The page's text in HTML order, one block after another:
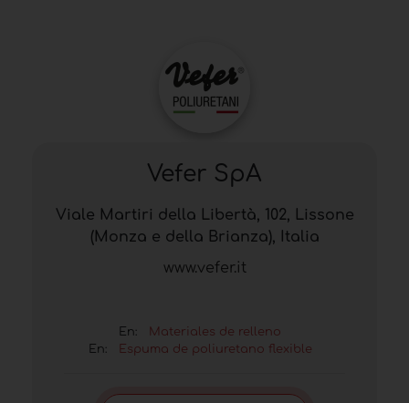
Vefer SpA
Viale Martiri della Libertà, 102, Lissone
(Monza e della Brianza), Italia
www.vefer.it
En:
Materiales de relleno
En:
Espuma de poliuretano flexible